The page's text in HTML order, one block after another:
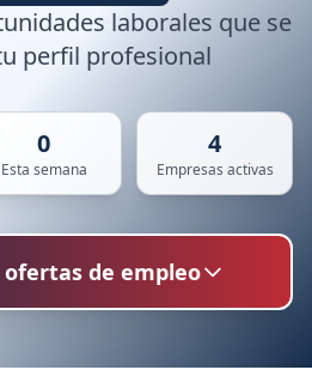
laborales que se
perfil profesional
0
Esta semana
4
Empresas activas
de empleo